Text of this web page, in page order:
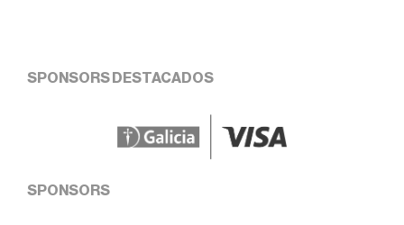
SPONSORS DESTACADOS
SPONSORS